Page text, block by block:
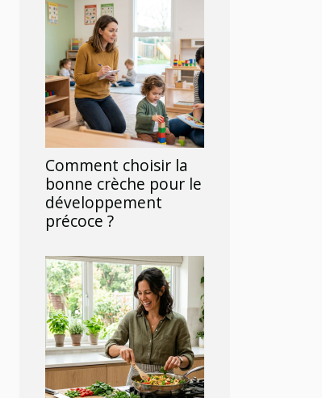
Comment choisir la
bonne crèche pour le
développement
précoce ?